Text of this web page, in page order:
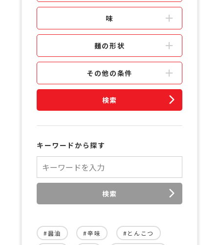
味
麺の形状
その他の条件
検索
キーワードから探す
検索
#醤油 #辛味 #とんこつ